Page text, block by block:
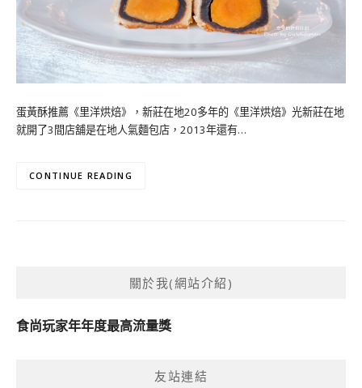
蛋黃酥推薦《里洋烘焙》，新莊在地20多年的《里洋烘焙》光新莊在地
就開了3間店舖是在地人氣麵包店，2013年還有…
CONTINUE READING
關於我(網站介紹)
食尚玩家年年度最高流量獎
友站連結